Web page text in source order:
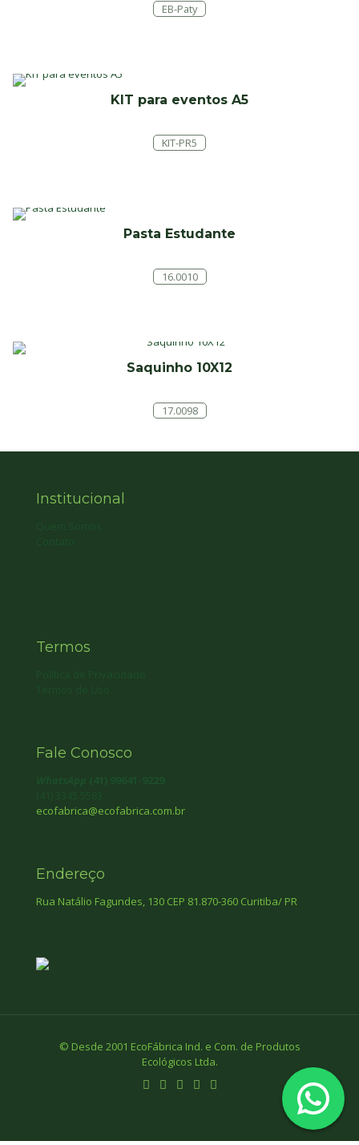
EB-Paty
KIT para eventos A5
KIT-PR5
Pasta Estudante
16.0010
Saquinho 10X12
17.0098
Institucional
Termos
Fale Conosco
ecofabrica@ecofabrica.com.br
Endereço
Rua Natálio Fagundes, 130 CEP 81.870-360 Curitiba/ PR
© Desde 2001 EcoFábrica Ind. e Com. de Produtos
Ecológicos Ltda.